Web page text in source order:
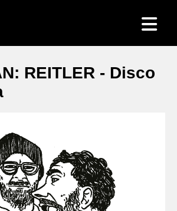
REITLER - Disco